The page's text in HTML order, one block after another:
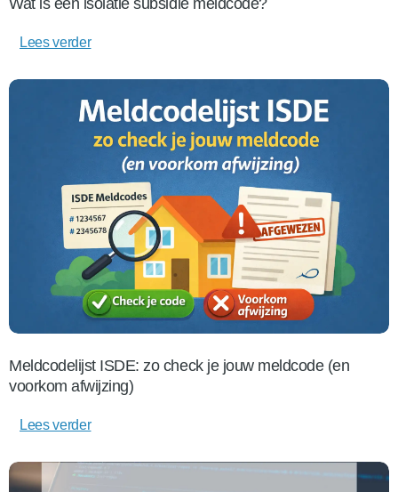
Wat is een isolatie subsidie meldcode?
Lees verder
Meldcodelijst ISDE: zo check je jouw meldcode (en
voorkom afwijzing)
Lees verder